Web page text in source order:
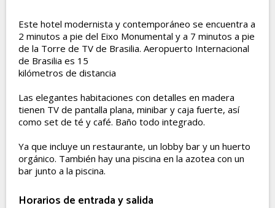
Este hotel modernista y contemporáneo se encuentra a
2 minutos a pie del Eixo Monumental y a 7 minutos a pie
de la Torre de TV de Brasilia. Aeropuerto Internacional
de Brasilia es 15
kilómetros de distancia
Las elegantes habitaciones con detalles en madera
tienen TV de pantalla plana, minibar y caja fuerte, así
como set de té y café. Baño todo integrado.
Ya que incluye un restaurante, un lobby bar y un huerto
orgánico. También hay una piscina en la azotea con un
bar junto a la piscina.
Horarios de entrada y salida